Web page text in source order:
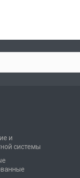
и
системы